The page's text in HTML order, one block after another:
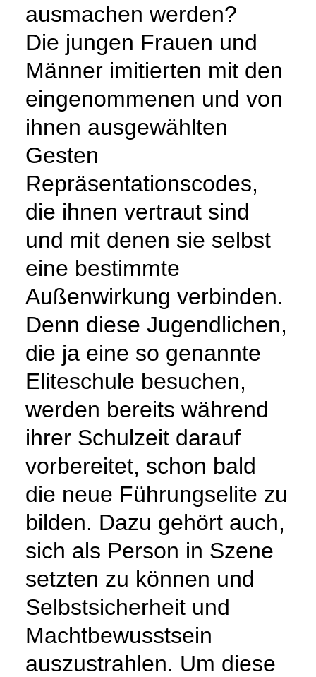
ausmachen werden?
Die jungen Frauen und
Männer imitierten mit den
eingenommenen und von
ihnen ausgewählten
Gesten
Repräsentationscodes,
die ihnen vertraut sind
und mit denen sie selbst
eine bestimmte
Außenwirkung verbinden.
Denn diese Jugendlichen,
die ja eine so genannte
Eliteschule besuchen,
werden bereits während
ihrer Schulzeit darauf
vorbereitet, schon bald
die neue Führungselite zu
bilden. Dazu gehört auch,
sich als Person in Szene
setzten zu können und
Selbstsicherheit und
Machtbewusstsein
auszustrahlen. Um diese